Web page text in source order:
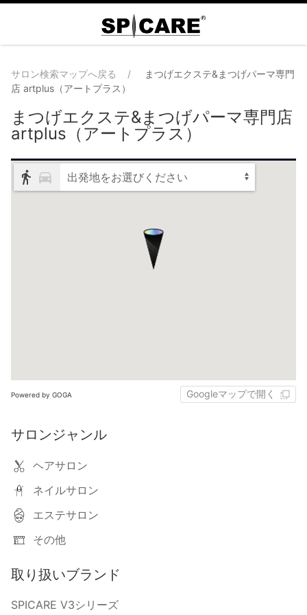
サロン検索マップへ戻る
まつげエクステ&まつげパーマ専門
店 artplus（アートプラス）
まつげエクステ&まつげパーマ専門店
artplus（アートプラス）
出発地をお選びください
Powered by GOGA Googleマップで開く
サロンジャンル
ヘアサロン
ネイルサロン
エステサロン
その他
取り扱いブランド
SPICARE V3シリーズ